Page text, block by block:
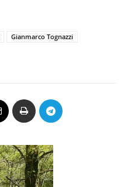
Gianmarco Tognazzi